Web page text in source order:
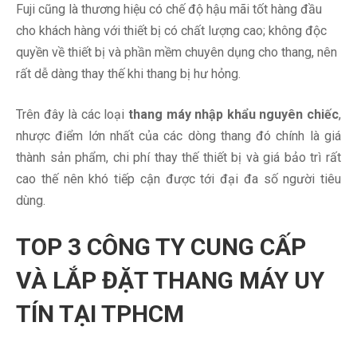
Fuji cũng là thương hiệu có chế độ hậu mãi tốt hàng đầu
cho khách hàng với thiết bị có chất lượng cao; không độc
quyền về thiết bị và phần mềm chuyên dụng cho thang, nên
rất dễ dàng thay thế khi thang bị hư hỏng.
Trên đây là các loại thang máy nhập khẩu nguyên chiếc,
nhược điểm lớn nhất của các dòng thang đó chính là giá
thành sản phẩm, chi phí thay thế thiết bị và giá bảo trì rất
cao thế nên khó tiếp cận được tới đại đa số người tiêu
dùng.
TOP 3 CÔNG TY CUNG CẤP
VÀ LẮP ĐẶT THANG MÁY UY
TÍN TẠI TPHCM